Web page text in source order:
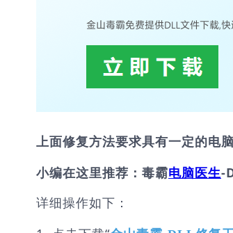
上面修复方法要求具有一定的电
小编在这里推荐：毒霸电脑医生-
详细操作如下：